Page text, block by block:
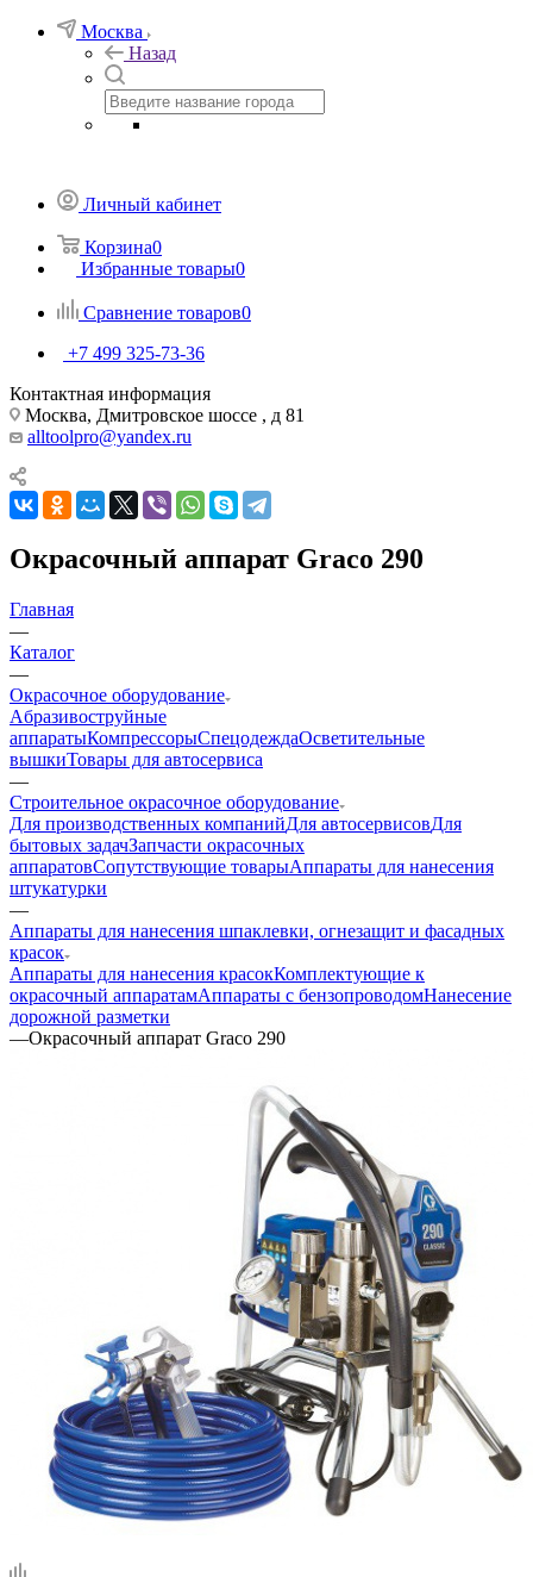
Москва
Назад
Личный кабинет
Корзина0
Избранные товары0
Сравнение товаров0
+7 499 325-73-36
Контактная информация
Москва, Дмитровское шоссе , д 81
alltoolpro@yandex.ru
Окрасочный аппарат Graco 290
Главная
—
Каталог
—
Окрасочное оборудование
Aбразивоструйные
аппаратыКомпрессорыСпецодеждаОсветительные
вышкиТовары для автосервиса
—
Строительное окрасочное оборудование
Для производственных компанийДля автосервисовДля
бытовых задачЗапчасти окрасочных
аппаратовСопутствующие товарыАппараты для нанесения
штукатурки
—
Аппараты для нанесения шпаклевки, огнезащит и фасадных
красок
Аппараты для нанесения красокКомплектующие к
окрасочный аппаратамАппараты с бензопроводомНанесение
дорожной разметки
—Окрасочный аппарат Graco 290